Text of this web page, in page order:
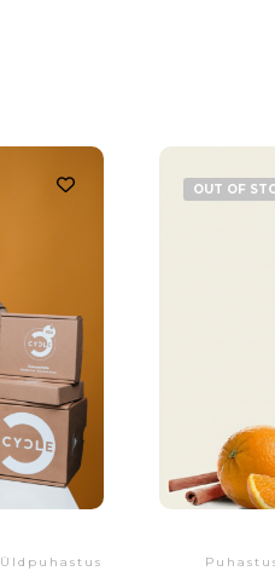
Üldpuhastus
OUT OF